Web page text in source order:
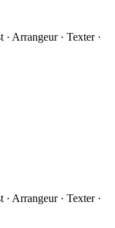
Arrangeur · Texter ·
Arrangeur · Texter ·